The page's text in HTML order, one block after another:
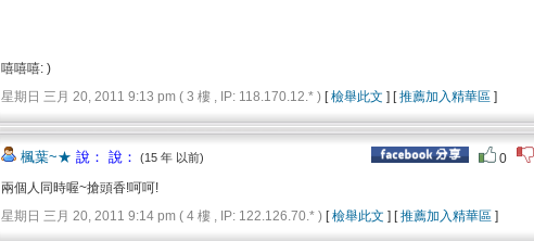
嘻嘻嘻: )
星期日 三月 20, 2011 9:13 pm ( 3 樓 , IP: 118.170.12.* ) [檢舉此文 ] [推薦加入精華區 ]
楓葉~★ 說： 說： (15 年 以前) 0
兩個人同時喔~搶頭香!呵呵!
星期日 三月 20, 2011 9:14 pm ( 4 樓 , IP: 122.126.70.* ) [檢舉此文 ] [推薦加入精華區 ]